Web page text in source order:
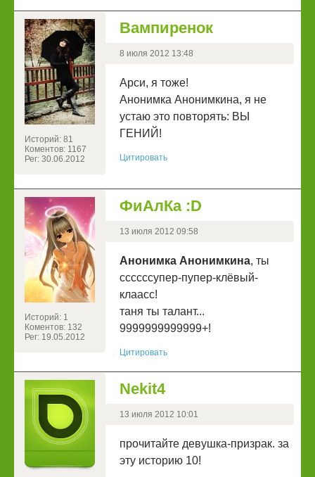
Историй: 81
Коментов: 1167
Рег: 30.06.2012
Вампиренок
8 июля 2012 13:48
Арси, я тоже!
Анонимка Анонимкина, я не
устаю это повторять: ВЫ
ГЕНИЙ!
Цитировать
Историй: 1
Коментов: 132
Рег: 19.05.2012
ФиАлКа :D
13 июля 2012 09:58
Анонимка Анонимкина, ты
ссссссупер-пупер-клёвый-
клаасс!
таня ты талант...
9999999999999+!
Цитировать
Nekit4
13 июля 2012 10:01
прочитайте девушка-призрак. за
эту историю 10!